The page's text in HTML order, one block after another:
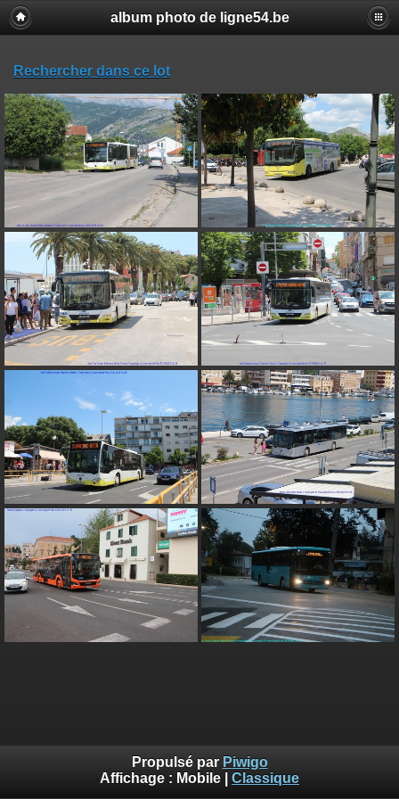
album photo de ligne54.be
Rechercher dans ce lot
Propulsé par Piwigo
Affichage : Mobile Classique